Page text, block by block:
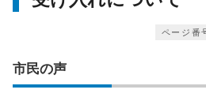
ページ番
市民の声